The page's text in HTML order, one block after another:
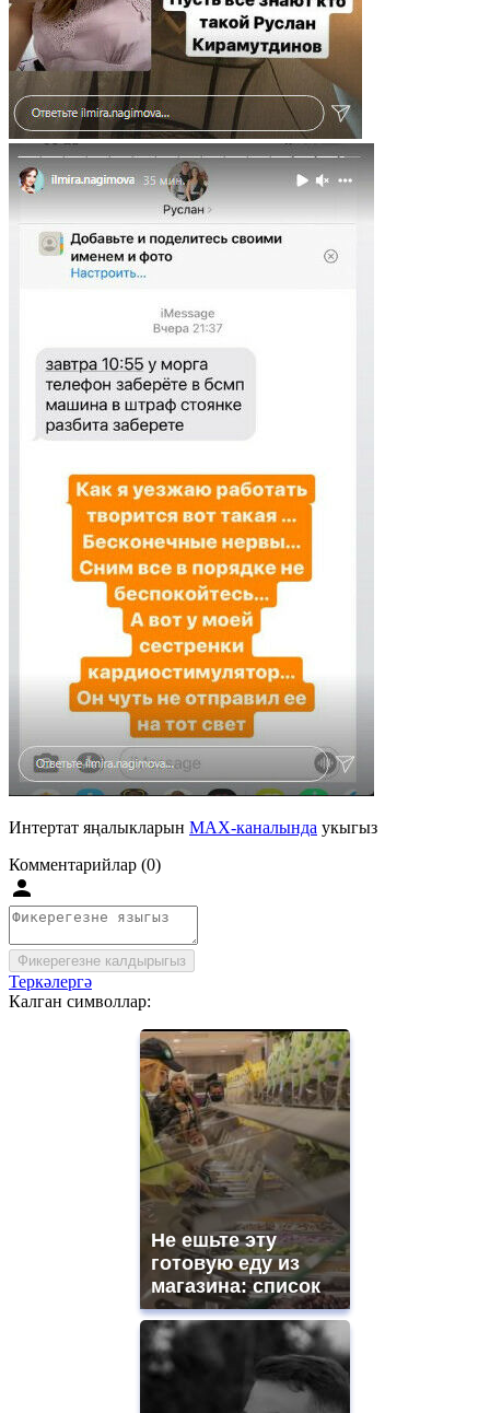
Интертат яңалыкларын MAX-каналында укыгыз
Комментарийлар (0)
Фикерегезне калдырыгыз
Теркәлергә
Калган символлар:
Не ешьте эту
готовую еду из
магазина: список